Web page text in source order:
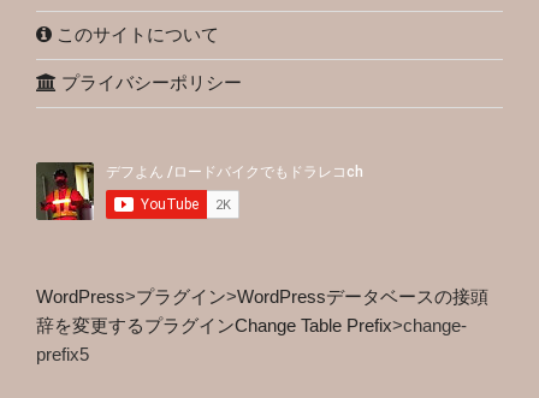
このサイトについて
プライバシーポリシー
WordPress>プラグイン>WordPressデータベースの接頭
辞を変更するプラグインChange Table Prefix>change-
prefix5